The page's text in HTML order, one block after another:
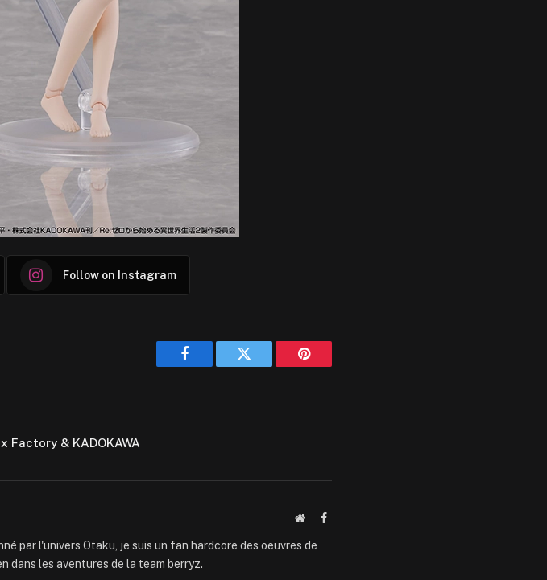
Follow on Instagram
Facebook Twitter Pinterest
Factory & KADOKAWA
WebsiteFacebook
par l'univers Otaku, je suis un fan hardcore des oeuvres de
dans les aventures de la team berryz.